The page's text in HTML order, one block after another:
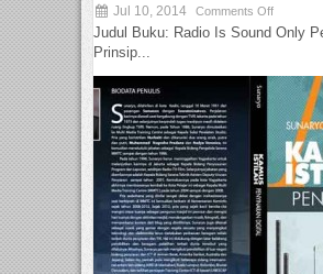
Jul 10, 2014 Comments Off
Judul Buku: Radio Is Sound Only
Prinsip...